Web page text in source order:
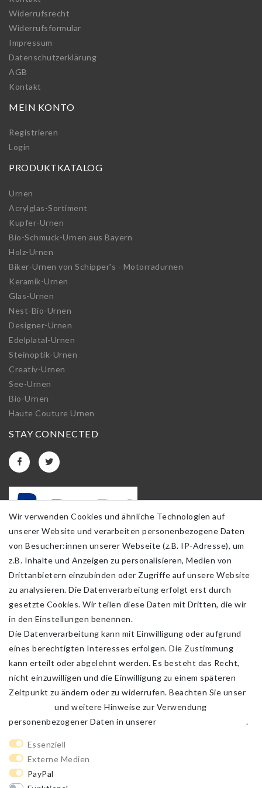
Widerrufs­recht
Widerrufs­formular
Impressum
Daten­schutz­erklärung
AGB
Kontakt
MEIN KONTO
Registrieren
Login
PRODUKTKATALOG
Urnen
Acrylglas-Sortiment
Kupfer-Urnen
Bio-Schmuck-Urnen aus Bayern
Holz-Urnen
Biker-Urnen von Schipper's - Motorradurnen
Keramik-Urnen
Glas-Urnen
Nest-Bio-Urnen
Designer-Urnen
Edelplatal-Urnen
Steinoptik-Urnen
Creativ-Urnen
See-Urnen
Bio-Urnen
Haute Couture Urnen
STAY CONNECTED
Impressum
Wir verwenden Cookies und ähnliche Technologien auf
unserer Website und verarbeiten personenbezogene Daten
von Besucher:innen unserer Webseite (z.B. IP-Adresse), um
z.B. Inhalte und Anzeigen zu personalisieren, Medien von
Drittanbietern einzubinden oder Zugriffe auf unsere Website
zu analysieren. Die Datenverarbeitung erfolgt erst durch
gesetzte Cookies. Wir teilen diese Daten mit Dritten, die wir
in den Einstellungen benennen.
Die Datenverarbeitung kann mit Einwilligung oder aufgrund
eines berechtigten Interesses erfolgen. Die Zustimmung
kann erteilt oder abgelehnt werden. Es besteht das Recht,
nicht einzuwilligen und die Einwilligung zu einem späteren
Zeitpunkt zu ändern oder zu widerrufen. Beachten Sie unser
und weitere Hinweise zur Verwendung
personenbezogener Daten in unserer
.
Essenziell
Externe Medien
PayPal